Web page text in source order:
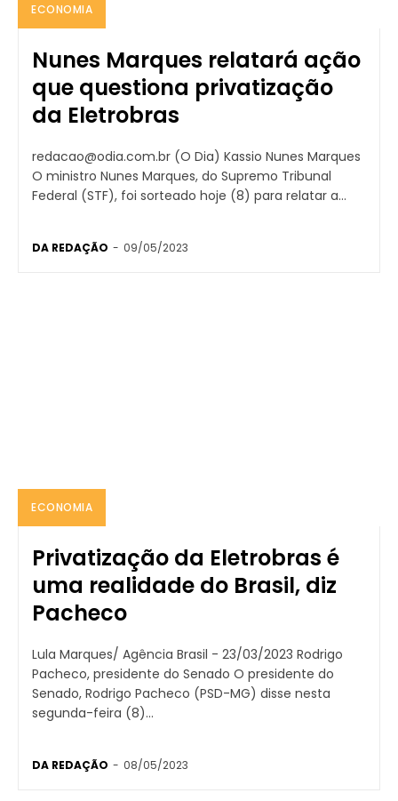
ECONOMIA
Nunes Marques relatará ação
que questiona privatização
da Eletrobras
redacao@odia.com.br (O Dia) Kassio Nunes Marques
O ministro Nunes Marques, do Supremo Tribunal
Federal (STF), foi sorteado hoje (8) para relatar a...
DA REDAÇÃO - 09/05/2023
ECONOMIA
Privatização da Eletrobras é
uma realidade do Brasil, diz
Pacheco
Lula Marques/ Agência Brasil - 23/03/2023 Rodrigo
Pacheco, presidente do Senado O presidente do
Senado, Rodrigo Pacheco (PSD-MG) disse nesta
segunda-feira (8)...
DA REDAÇÃO - 08/05/2023